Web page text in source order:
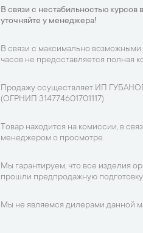
В связи с нестабильностью курсов
уточняйте у менеджера!
В связи с максимально
часов не предоставляется полная
Продажу осуществляет ИП
(ОГРНИП 314774601701117)
Товар находится на комиссии, в
менеджером о просмотре.
Мы гарантируем, что все изделия
прошли предпродажную
Мы не являемся дилерами данной